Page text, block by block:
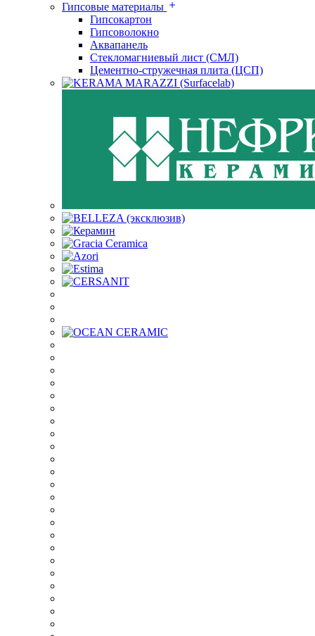
Гипсовые материалы
Гипсокартон
Гипсоволокно
Аквапанель
Стекломагниевый лист (СМЛ)
Цементно-стружечная плита (ЦСП)